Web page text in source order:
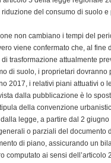
e
d
l
y
del consumo di suolo
non cambiano i tempi del
viene confermato che, al fine
trasformazione attualmente
di suolo, i proprietari dovranno
2017, i relativi piani attuativi o
dalla pubblicazione è lo
della convenzione
legge, a partire dal 2
o parziali del documento
di piano, assicurando un
computato ai sensi dell’articolo